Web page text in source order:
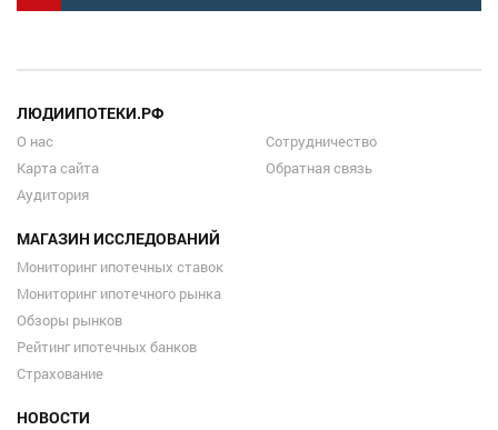
ЛЮДИИПОТЕКИ.РФ
О нас
Карта сайта
Аудитория
Сотрудничество
Обратная связь
МАГАЗИН ИССЛЕДОВАНИЙ
Мониторинг ипотечных ставок
Мониторинг ипотечного рынка
Обзоры рынков
Рейтинг ипотечных банков
Страхование
НОВОСТИ